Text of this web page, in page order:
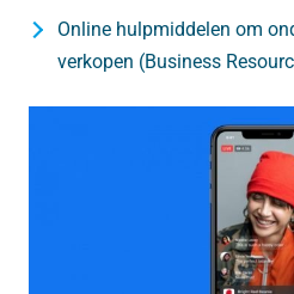
Online hulpmiddelen om
verkopen (Business